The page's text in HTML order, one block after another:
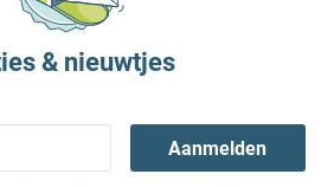
& nieuwtjes
Aanmelden